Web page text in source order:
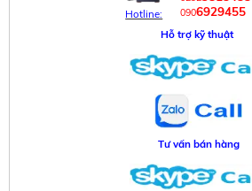
Hotline: 0906929455
Hỗ trợ kỹ thuật
Tư vấn bán hàng